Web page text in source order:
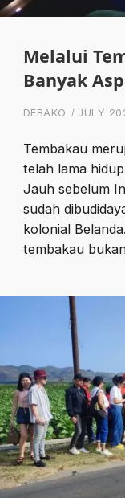
Melalui
Banyak
DEBAKO JULY
Tembakau
telah lama
Jauh sebelum
sudah
kolonial
tembakau